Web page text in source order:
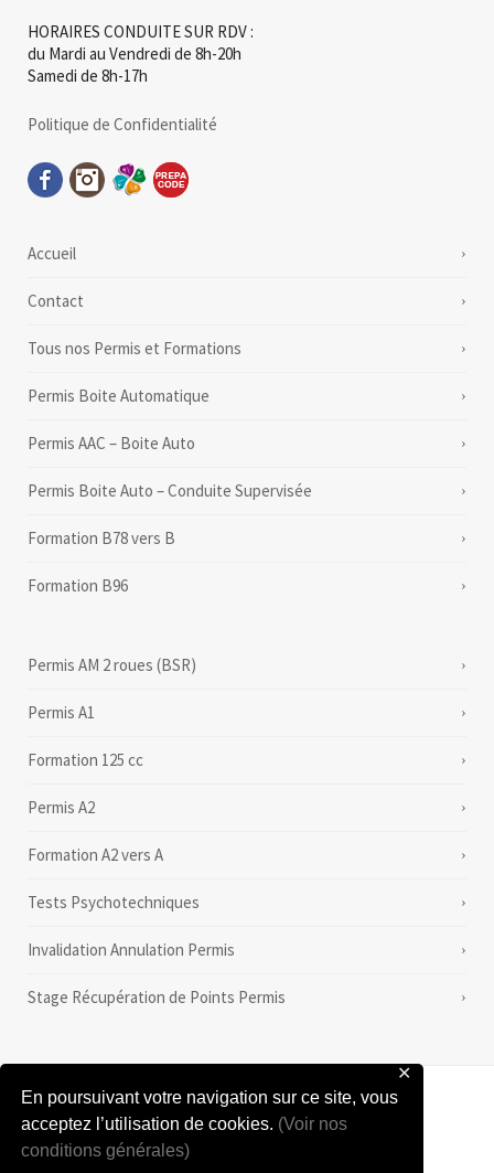
En poursuivant votre navigation sur ce site, vous
acceptez l’utilisation de cookies. (Voir nos
conditions générales)
✕
HORAIRES CONDUITE SUR RDV :
du Mardi au Vendredi de 8h-20h
Samedi de 8h-17h
Politique de Confidentialité
Accueil
Contact
Tous nos Permis et Formations
Permis Boite Automatique
Permis AAC – Boite Auto
Permis Boite Auto – Conduite Supervisée
Formation B78 vers B
Formation B96
Permis AM 2 roues (BSR)
Permis A1
Formation 125 cc
Permis A2
Formation A2 vers A
Tests Psychotechniques
Invalidation Annulation Permis
Stage Récupération de Points Permis
2008-2026 Tous droits réservés | CENTRE DE FORMATION EC 40 | Siren
50449192900015 | Numéro d'agrément : E1404000250